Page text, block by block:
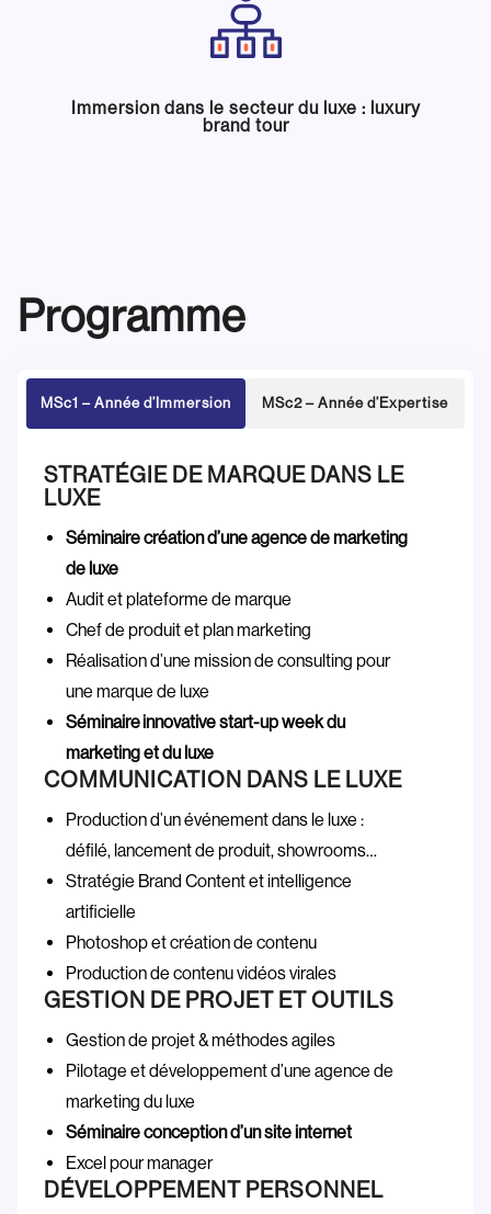
Immersion dans le secteur du luxe : luxury
brand tour
Programme
MSc1 – Année d’Immersion MSc2 – Année d’Expertise
STRATÉGIE DE MARQUE DANS LE
LUXE
Séminaire création d’une agence de marketing
de luxe
Audit et plateforme de marque
Chef de produit et plan marketing
Réalisation d’une mission de consulting pour
une marque de luxe
Séminaire innovative start-up week du
marketing et du luxe
COMMUNICATION DANS LE LUXE
Production d’un événement dans le luxe :
défilé, lancement de produit, showrooms…
Stratégie Brand Content et intelligence
artificielle
Photoshop et création de contenu
Production de contenu vidéos virales
GESTION DE PROJET ET OUTILS
Gestion de projet & méthodes agiles
Pilotage et développement d’une agence de
marketing du luxe
Séminaire conception d’un site internet
Excel pour manager
DÉVELOPPEMENT PERSONNEL